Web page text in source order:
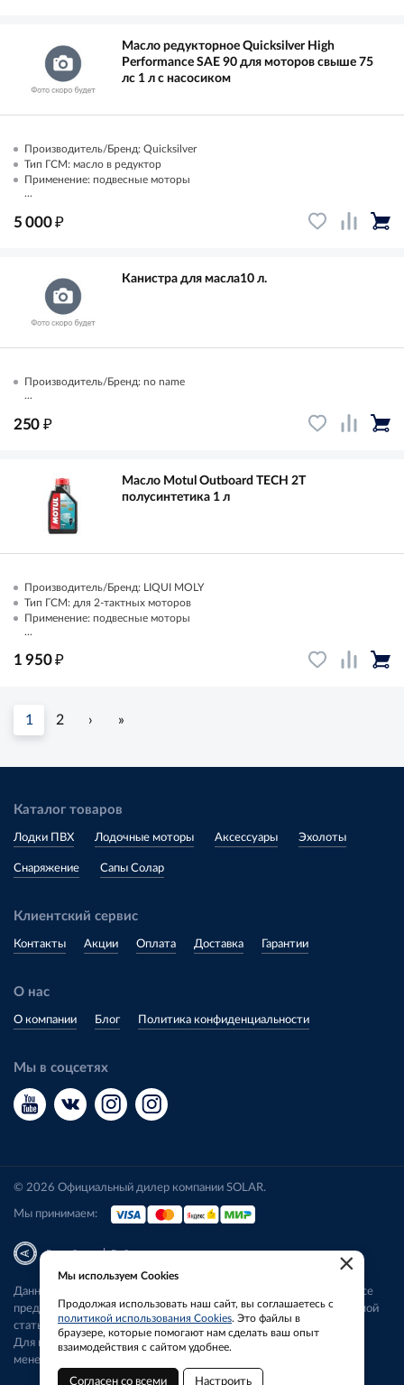
Масло редукторное Quicksilver High
Performance SAE 90 для моторов свыше 75
лс 1 л с насосиком
Производитель/Бренд: Quicksilver
Тип ГСМ: масло в редуктор
Применение: подвесные моторы
...
5 000₽
Канистра для масла10 л.
Производитель/Бренд: no name
...
250 ₽
Масло Motul Outboard TECH 2T
полусинтетика 1 л
Производитель/Бренд: LIQUI MOLY
Тип ГСМ: для 2-тактных моторов
Применение: подвесные моторы
...
1 950₽
1 2 › »
Каталог товаров
Лодки ПВХ Лодочные моторы Аксессуары Эхолоты
Снаряжение Сапы Солар
Клиентский сервис
Контакты Акции Оплата Доставка Гарантии
О нас
О компании Блог Политика конфиденциальности
Мы в соцсетях
© 2026 Официальный дилер компании SOLAR.
Мы принимаем:
Разработка|Веб-аналитика
Данный сайт носит исключительно информационный характер. Все
представленные предложения не являются офертой, определяемой
статьей 437 ГК РФ.
Для получения подробной информации свяжитесь с нашим
менеджером.
×
Мы используем Cookies
Продолжая использовать наш сайт, вы соглашаетесь с
политикой использования Cookies. Это файлы в
браузере, которые помогают нам сделать ваш опыт
взаимодействия с сайтом удобнее.
Согласен со всеми Настроить